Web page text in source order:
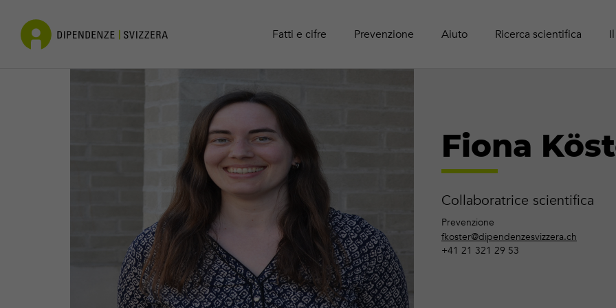
Fatti e cifre
Cocaina Attività online
Prevenzione
Aiuto Ricerca scientifica
Contatto
Fiona
Collaboratrice scientifica
Prevenzione
fkoster@dipendenzesvizzera.ch
+41 21 321 29 53